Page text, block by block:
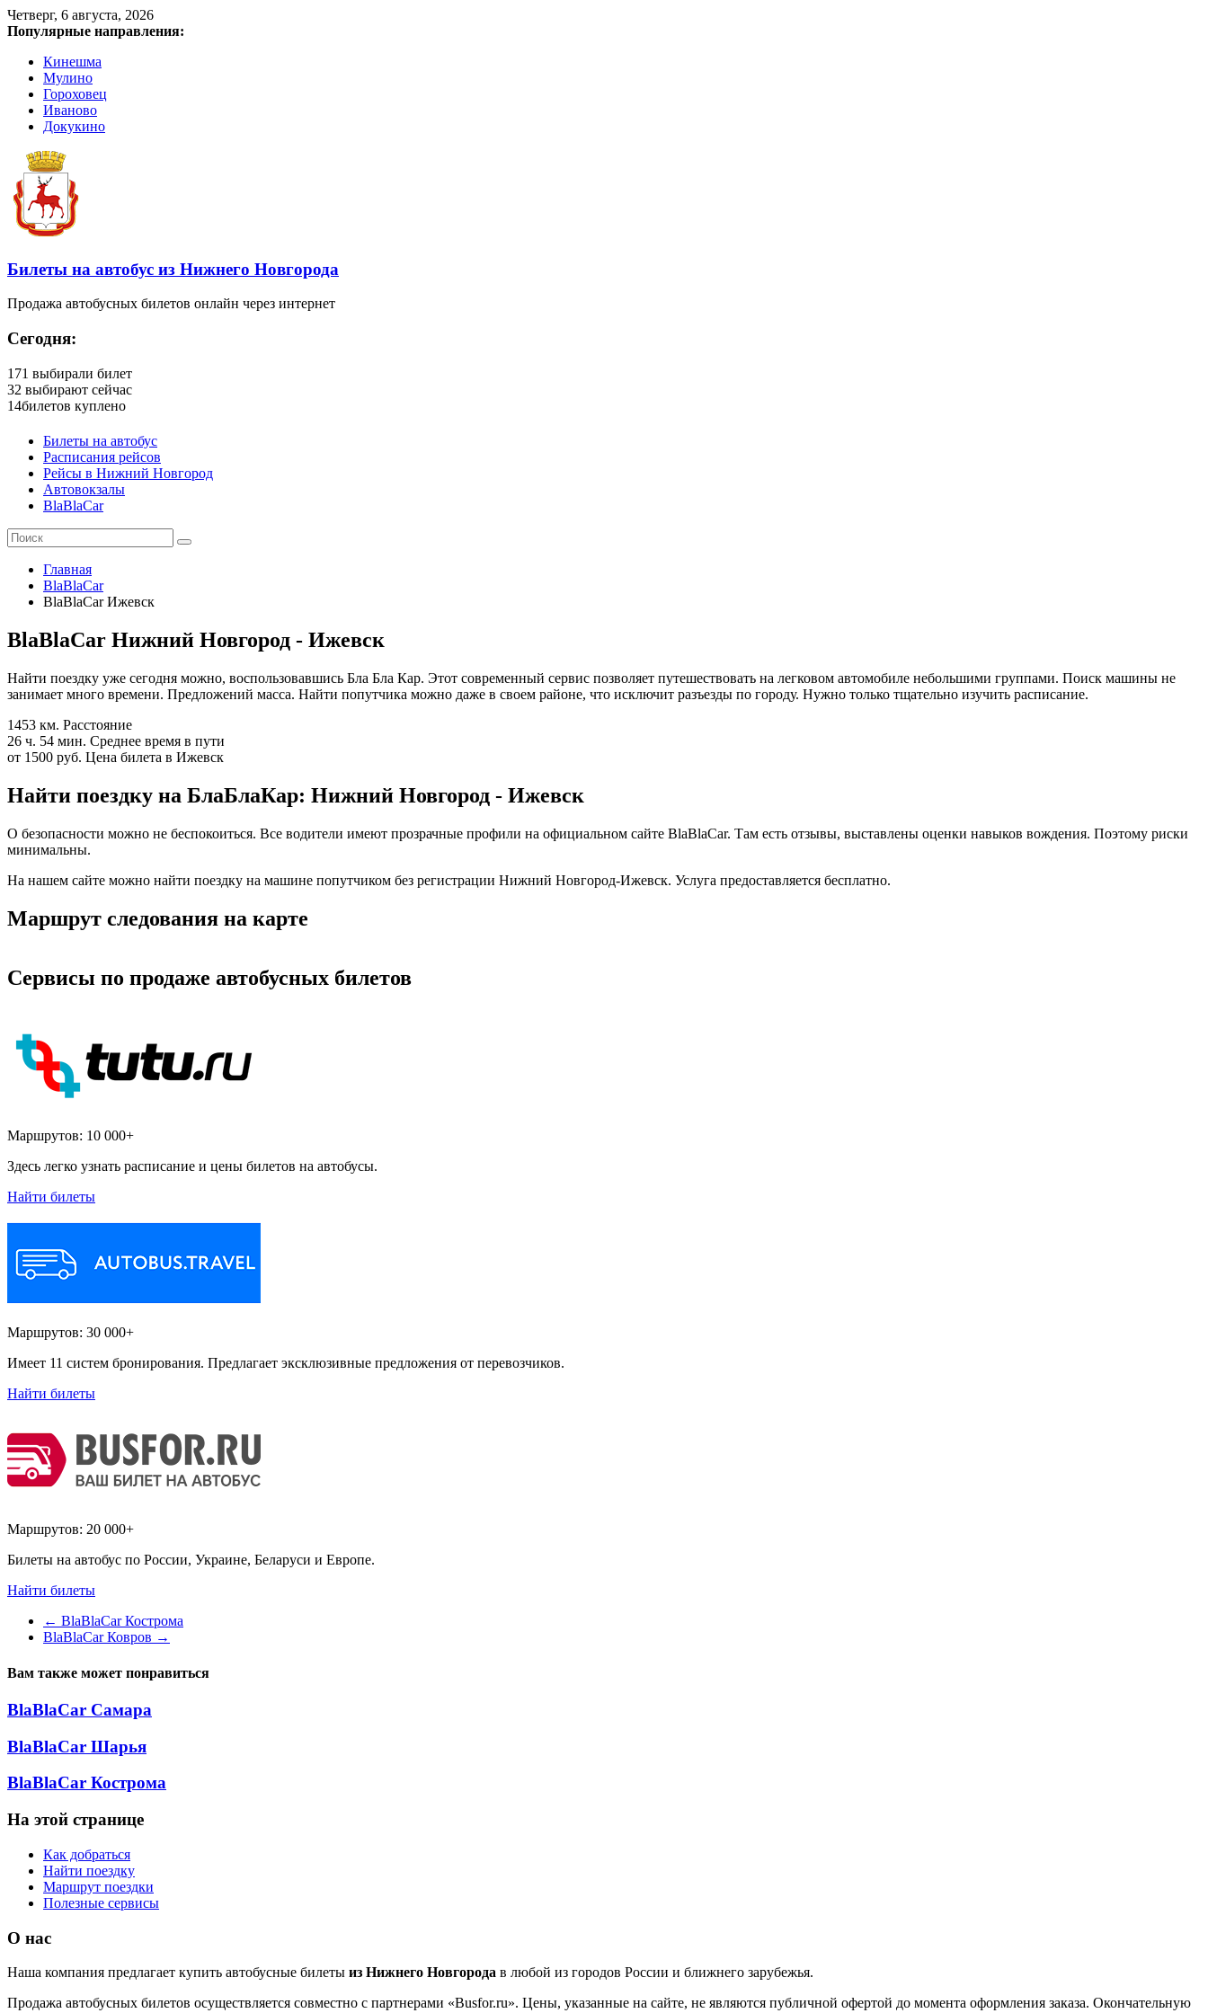
Четверг, 6 августа, 2026
Популярные направления:
Кинешма
Мулино
Гороховец
Иваново
Докукино
Билеты на автобус из Нижнего Новгорода
Продажа автобусных билетов онлайн через интернет
Сегодня:
171 выбирали билет
32 выбирают сейчас
14билетов куплено
Билеты на автобус
Расписания рейсов
Рейсы в Нижний Новгород
Автовокзалы
BlaBlaCar
Главная
BlaBlaCar
BlaBlaCar Ижевск
BlaBlaCar Нижний Новгород - Ижевск
Найти поездку уже сегодня можно, воспользовавшись Бла Бла Кар. Этот современный сервис позволяет путешествовать на легковом автомобиле небольшими группами. Поиск машины не
занимает много времени. Предложений масса. Найти попутчика можно даже в своем районе, что исключит разъезды по городу. Нужно только тщательно изучить расписание.
1453 км. Расстояние
26 ч. 54 мин. Среднее время в пути
от 1500 руб. Цена билета в Ижевск
Найти поездку на БлаБлаКар: Нижний Новгород - Ижевск
О безопасности можно не беспокоиться. Все водители имеют прозрачные профили на официальном сайте BlaBlaCar. Там есть отзывы, выставлены оценки навыков вождения. Поэтому риски
минимальны.
На нашем сайте можно найти поездку на машине попутчиком без регистрации Нижний Новгород-Ижевск. Услуга предоставляется бесплатно.
Маршрут следования на карте
Сервисы по продаже автобусных билетов
Маршрутов: 10 000+
Здесь легко узнать расписание и цены билетов на автобусы.
Найти билеты
Маршрутов: 30 000+
Имеет 11 систем бронирования. Предлагает эксклюзивные предложения от перевозчиков.
Найти билеты
Маршрутов: 20 000+
Билеты на автобус по России, Украине, Беларуси и Европе.
Найти билеты
← BlaBlaCar Кострома
BlaBlaCar Ковров →
Вам также может понравиться
BlaBlaCar Самара
BlaBlaCar Шарья
BlaBlaCar Кострома
На этой странице
Как добраться
Найти поездку
Маршрут поездки
Полезные сервисы
О нас
Наша компания предлагает купить автобусные билеты из Нижнего Новгорода в любой из городов России и ближнего зарубежья.
Продажа автобусных билетов осуществляется совместно с партнерами «Busfor.ru». Цены, указанные на сайте, не являются публичной офертой до момента оформления заказа. Окончательную